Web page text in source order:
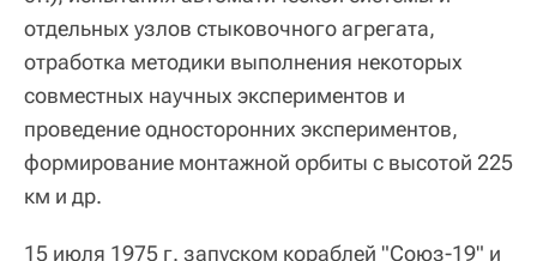
отдельных узлов стыковочного агрегата,
отработка методики выполнения некоторых
совместных научных экспериментов и
проведение односторонних экспериментов,
формирование монтажной орбиты с высотой 225
км и др.
15 июля 1975 г. запуском кораблей "Союз‑19" и